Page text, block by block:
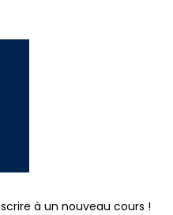
à un nouveau cours !